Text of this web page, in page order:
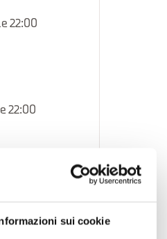
sui cookie
22:00
22:00